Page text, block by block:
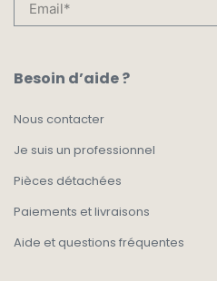
Besoin d’aide ?
Nous contacter
Je suis un professionnel
Pièces détachées
Paiements et livraisons
Aide et questions fréquentes